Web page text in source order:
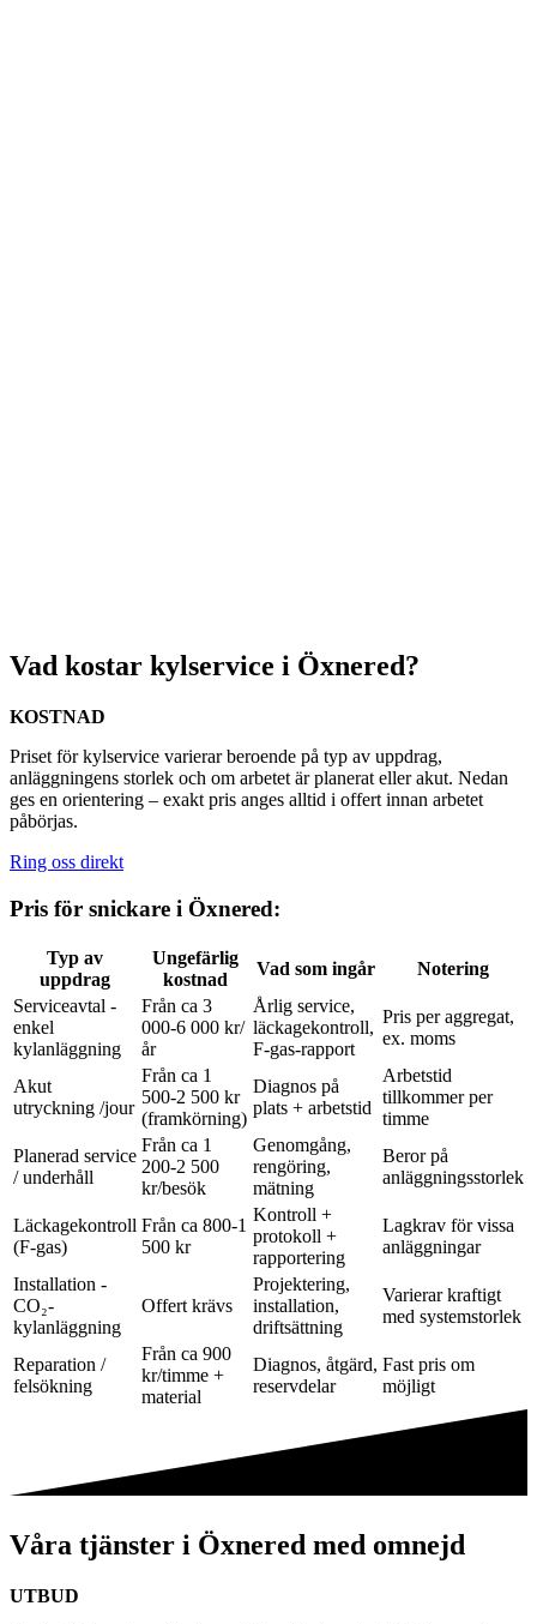
Vad kostar kylservice i Öxnered?
KOSTNAD
Priset för kylservice varierar beroende på typ av uppdrag,
anläggningens storlek och om arbetet är planerat eller akut. Nedan
ges en orientering – exakt pris anges alltid i offert innan arbetet
påbörjas.
Ring oss direkt
Pris för snickare i Öxnered:
Typ av
uppdrag
Ungefärlig
kostnad
Vad som ingår
Notering
Serviceavtal -
enkel
kylanläggning
Från ca 3
000-6 000 kr/
år
Årlig service,
läckagekontroll,
F-gas-rapport
Pris per aggregat,
ex. moms
Akut
utryckning /jour
Från ca 1
500-2 500 kr
(framkörning)
Diagnos på
plats + arbetstid
Arbetstid
tillkommer per
timme
Planerad service
/ underhåll
Från ca 1
200-2 500
kr/besök
Genomgång,
rengöring,
mätning
Beror på
anläggningsstorlek
Läckagekontroll
(F-gas)
Från ca 800-1
500 kr
Kontroll +
protokoll +
rapportering
Lagkrav för vissa
anläggningar
Installation -
CO₂-
kylanläggning
Offert krävs
Projektering,
installation,
driftsättning
Varierar kraftigt
med systemstorlek
Reparation /
felsökning
Från ca 900
kr/timme +
material
Diagnos, åtgärd,
reservdelar
Fast pris om
möjligt
Våra tjänster i Öxnered med omnejd
UTBUD